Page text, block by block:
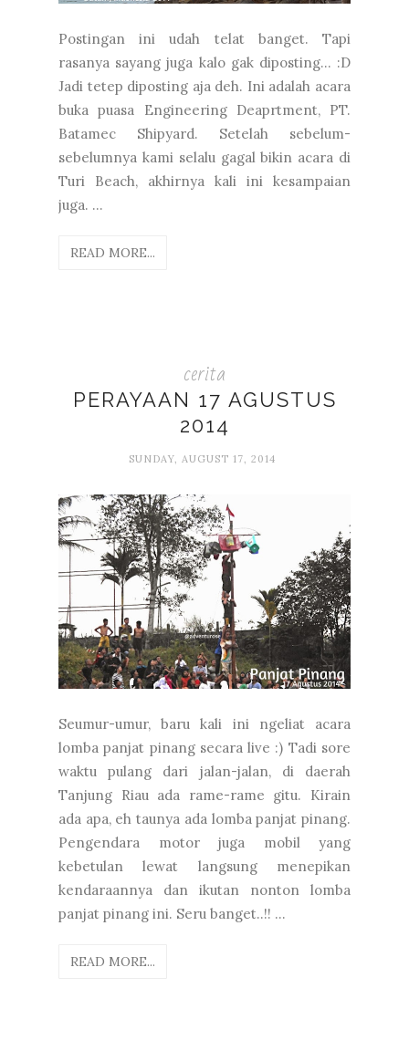
Postingan ini udah telat banget. Tapi
rasanya sayang juga kalo gak diposting... :D
Jadi tetep diposting aja deh. Ini adalah acara
buka puasa Engineering Deaprtment, PT.
Batamec Shipyard. Setelah sebelum-
sebelumnya kami selalu gagal bikin acara di
Turi Beach, akhirnya kali ini kesampaian
juga. ...
READ MORE...
cerita
PERAYAAN 17 AGUSTUS
2014
SUNDAY, AUGUST 17, 2014
Seumur-umur, baru kali ini ngeliat acara
lomba panjat pinang secara live :) Tadi sore
waktu pulang dari jalan-jalan, di daerah
Tanjung Riau ada rame-rame gitu. Kirain
ada apa, eh taunya ada lomba panjat pinang.
Pengendara motor juga mobil yang
kebetulan lewat langsung menepikan
kendaraannya dan ikutan nonton lomba
panjat pinang ini. Seru banget..!! ...
READ MORE...